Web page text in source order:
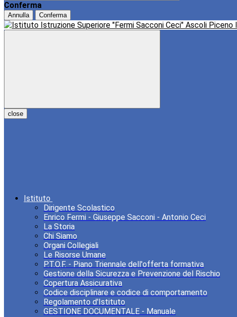
Conferma
Annulla Conferma
close
Istituto
Dirigente Scolastico
Enrico Fermi - Giuseppe Sacconi - Antonio Ceci
La Storia
Chi Siamo
Organi Collegiali
Le Risorse Umane
P.T.O.F. - Piano Triennale dell'offerta formativa
Gestione della Sicurezza e Prevenzione del Rischio
Copertura Assicurativa
Codice disciplinare e codice di comportamento
Regolamento d'Istituto
GESTIONE DOCUMENTALE - Manuale